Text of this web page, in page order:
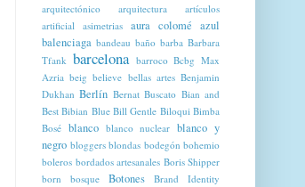
arquitectónico
arquitectura
artículos
artificial
asimetrias aura colomé azul
balenciaga bandeau baño barba Barbara
Tfank barcelona barroco Bcbg Max
Azria beig believe bellas artes Benjamin
Dukhan Berlín Bernat Buscato Bian and
Best Bibian Blue Bill Gentle Biloqui Bimba
Bosé blanco blanco nuclear blanco y
negro bloggers blondas bodegón bohemio
boleros bordados artesanales Boris Shipper
born
bosque Botones
Brand Identity